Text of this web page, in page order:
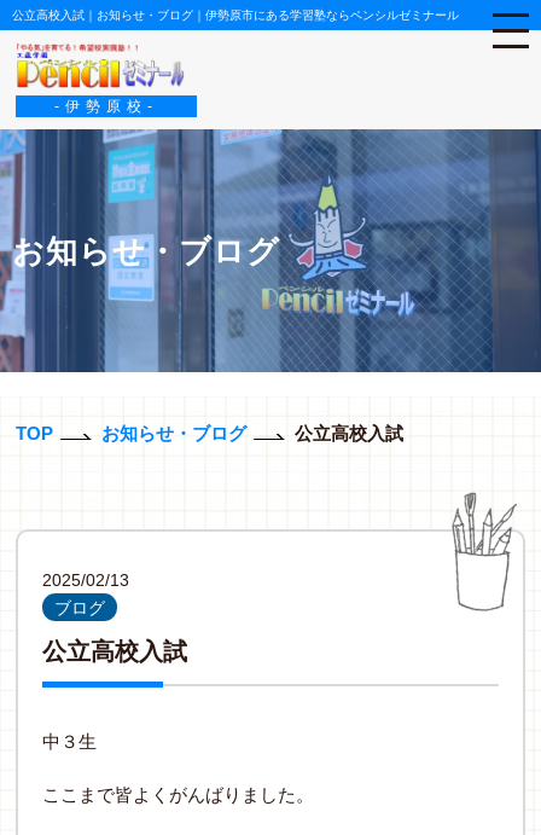
公立高校入試｜お知らせ・ブログ｜伊勢原市にある学習塾ならペンシルゼミナール
-伊勢原校-
お知らせ・ブログ
TOP お知らせ・ブログ 公立高校入試
2025/02/13
ブログ
公立高校入試
中３生
ここまで皆よくがんばりました。